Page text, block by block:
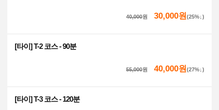
40,000원 30,000원 (25%↓)
[타이] T-2 코스 - 90분
55,000원 40,000원 (27%↓)
[타이] T-3 코스 - 120분